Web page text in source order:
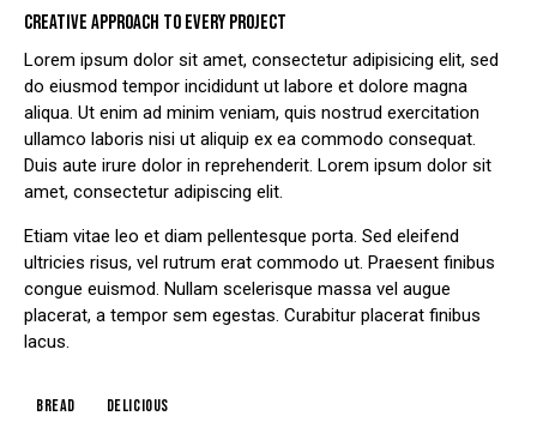
CREATIVE APPROACH TO EVERY PROJECT
Lorem ipsum dolor sit amet, consectetur adipisicing elit, sed
do eiusmod tempor incididunt ut labore et dolore magna
aliqua. Ut enim ad minim veniam, quis nostrud exercitation
ullamco laboris nisi ut aliquip ex ea commodo consequat.
Duis aute irure dolor in reprehenderit. Lorem ipsum dolor sit
amet, consectetur adipiscing elit.
Etiam vitae leo et diam pellentesque porta. Sed eleifend
ultricies risus, vel rutrum erat commodo ut. Praesent finibus
congue euismod. Nullam scelerisque massa vel augue
placerat, a tempor sem egestas. Curabitur placerat finibus
lacus.
Bread Delicious